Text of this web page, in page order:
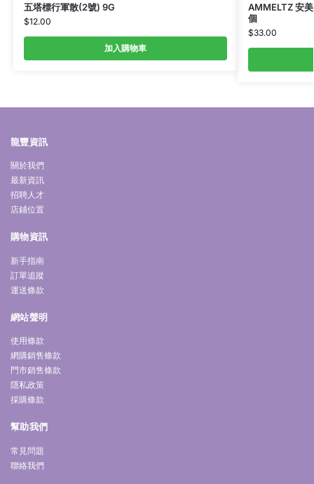
五塔標行軍散(2號) 9G
$12.00
加入購物車
AMMELTZ 安
個
$33.00
龍豐資訊
關於我們
最新資訊
招聘人才
店鋪位置
購物資訊
新手指南
訂單追蹤
運送條款
網站聲明
使用條款
網購銷售條款
門市銷售條款
隱私政策
採購條款
幫助我們
常見問題
聯絡我們